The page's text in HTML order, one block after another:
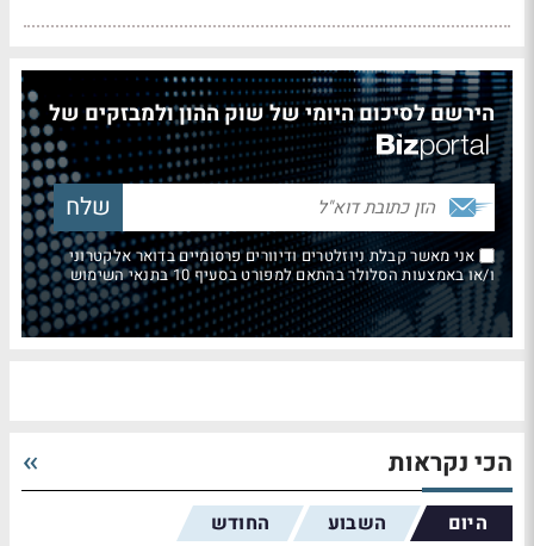
הירשם לסיכום היומי של שוק ההון ולמבזקים של
אני מאשר קבלת ניוזלטרים ודיוורים פרסומיים בדואר אלקטרוני
ו/או באמצעות הסלולר בהתאם למפורט בסעיף 10 בתנאי השימוש
הכי נקראות
היום השבוע החודש